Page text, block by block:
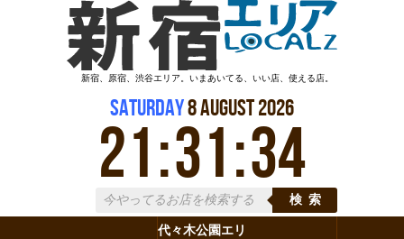
新宿、原宿、渋谷エリア。いまあいてる、いい店、使える店。
Saturday8August2026
21:31:36
検索
代々木公園エリ